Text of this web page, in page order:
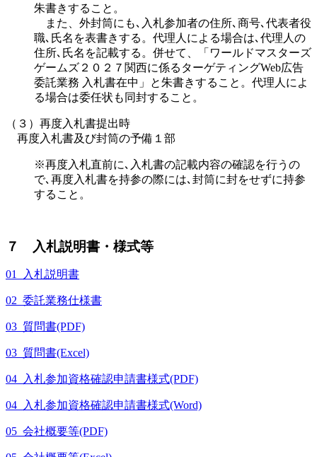
朱書きすること。
また、外封筒にも､入札参加者の住所､商号､代表者役
職､氏名を表書きする。代理人による場合は､代理人の
住所､氏名を記載する。併せて、「ワールドマスターズ
ゲームズ２０２７関西に係るターゲティングWeb広告
委託業務 入札書在中」と朱書きすること。代理人によ
る場合は委任状も同封すること。
（３）再度入札書提出時
再度入札書及び封筒の予備１部
※再度入札直前に､入札書の記載内容の確認を行うの
で､再度入札書を持参の際には､封筒に封をせずに持参
すること。
７ 入札説明書・様式等
01_入札説明書
02_委託業務仕様書
03_質問書(PDF)
03_質問書(Excel)
04_入札参加資格確認申請書様式(PDF)
04_入札参加資格確認申請書様式(Word)
05_会社概要等(PDF)